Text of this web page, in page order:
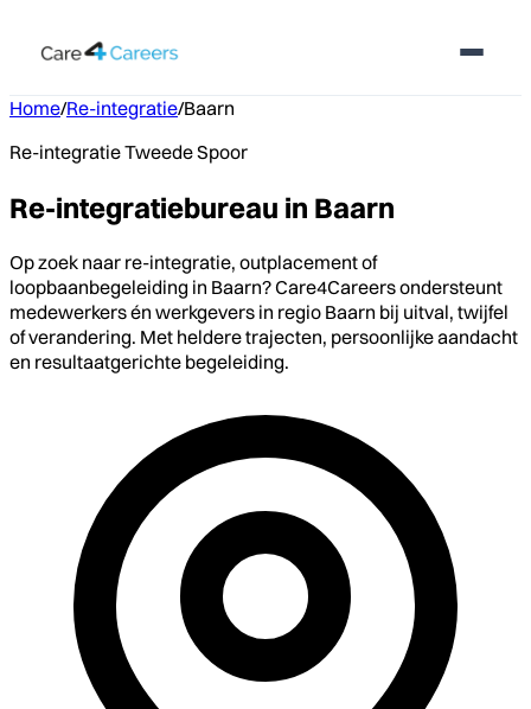
Home/Re-integratie/Baarn
Re-integratie Tweede Spoor
Re-integratiebureau in Baarn
Op zoek naar re-integratie, outplacement of
loopbaanbegeleiding in Baarn? Care4Careers ondersteunt
medewerkers én werkgevers in regio Baarn bij uitval, twijfel
of verandering. Met heldere trajecten, persoonlijke aandacht
en resultaatgerichte begeleiding.